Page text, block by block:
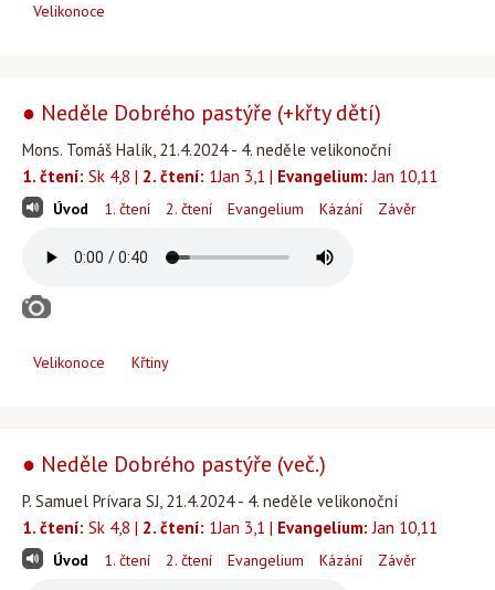
Velikonoce
● Neděle Dobrého pastýře (+křty dětí)
Mons. Tomáš Halík, 21.4.2024 - 4. neděle velikonoční
1. čtení: Sk 4,8 | 2. čtení: 1Jan 3,1 | Evangelium: Jan 10,11
Úvod 1. čtení 2. čtení Evangelium Kázání Závěr
Velikonoce Křtiny
● Neděle Dobrého pastýře (več.)
P. Samuel Prívara SJ, 21.4.2024 - 4. neděle velikonoční
1. čtení: Sk 4,8 | 2. čtení: 1Jan 3,1 | Evangelium: Jan 10,11
Úvod 1. čtení 2. čtení Evangelium Kázání Závěr